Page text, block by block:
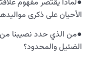
المفهوم الحقيقي
ما هو مفهوم ميتة
●لماذا يقتصر مفهوم
الأحيان على ذكرى
●من الذي حدد نصيبنا
الضئيل والمحدود؟